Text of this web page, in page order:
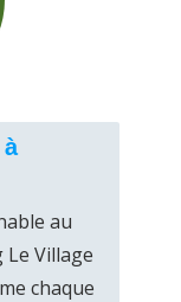
au
Village
chaque